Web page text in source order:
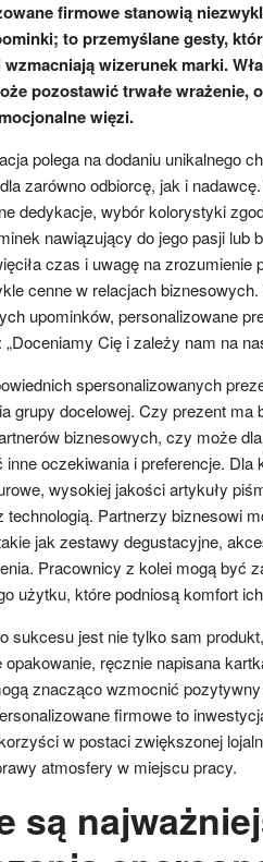
firmowe stanowią
to przemyślane gesty,
wizerunek marki.
pozostawić trwałe wrażenie,
więzi.
polega na dodaniu unikalnego
zarówno odbiorcę, jak i
dedykacje, wybór kolorystyki
nawiązujący do jego pasji lub
czas i uwagę na zrozumienie
cenne w relacjach
upominków, personalizowane
Cię i zależy nam na
spersonalizowanych
grupy docelowej. Czy prezent
biznesowych, czy może
inne oczekiwania i preferencje. Dla
wysokiej jakości artykuły
technologią. Partnerzy biznesowi
jak zestawy degustacyjne,
Pracownicy z kolei mogą być
użytku, które podniosą komfort
sukcesu jest nie tylko sam
opakowanie, ręcznie napisana
znacząco wzmocnić
firmowe to
w postaci zwiększonej
atmosfery w miejscu pracy.
są